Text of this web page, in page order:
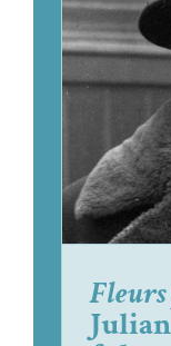
Fleurs
Fleurs